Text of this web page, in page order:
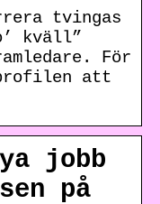
tvingas
kväll”
För
att
jobb
på